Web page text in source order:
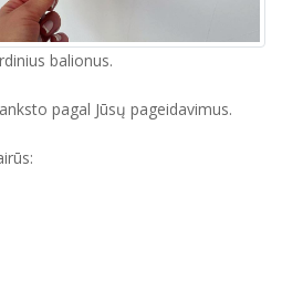
balionus.
pagal Jūsų pageidavimus.